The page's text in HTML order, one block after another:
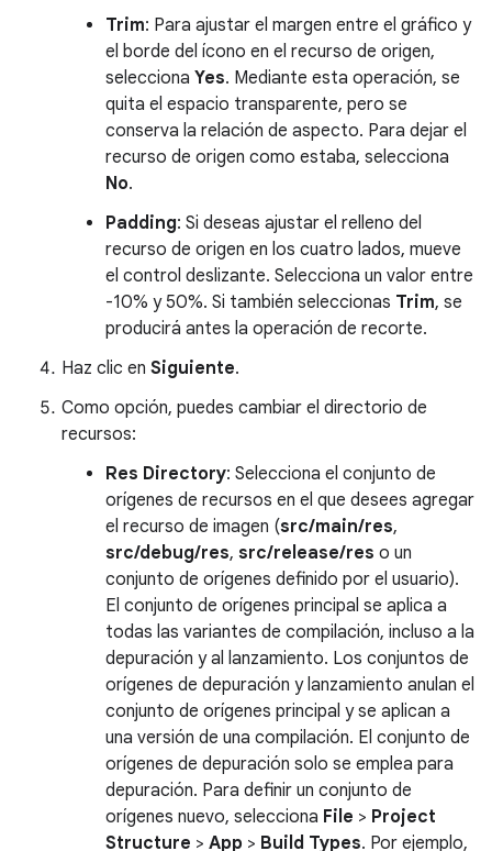
Trim: Para ajustar el margen entre el gráfico y
el borde del ícono en el recurso de origen,
selecciona Yes. Mediante esta operación, se
quita el espacio transparente, pero se
conserva la relación de aspecto. Para dejar el
recurso de origen como estaba, selecciona
No.
Padding: Si deseas ajustar el relleno del
recurso de origen en los cuatro lados, mueve
el control deslizante. Selecciona un valor entre
-10% y 50%. Si también seleccionas Trim, se
producirá antes la operación de recorte.
Haz clic en Siguiente.
Como opción, puedes cambiar el directorio de
recursos:
Res Directory: Selecciona el conjunto de
orígenes de recursos en el que desees agregar
el recurso de imagen (src/main/res,
src/debug/res, src/release/res o un
conjunto de orígenes definido por el usuario).
El conjunto de orígenes principal se aplica a
todas las variantes de compilación, incluso a la
depuración y al lanzamiento. Los conjuntos de
orígenes de depuración y lanzamiento anulan el
conjunto de orígenes principal y se aplican a
una versión de una compilación. El conjunto de
orígenes de depuración solo se emplea para
depuración. Para definir un conjunto de
orígenes nuevo, selecciona File > Project
Structure > App > Build Types. Por ejemplo,